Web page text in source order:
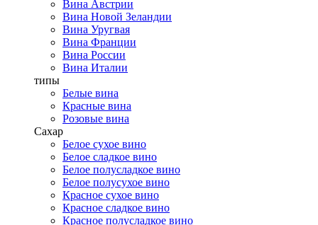
Вина Австрии
Вина Новой Зеландии
Вина Уругвая
Вина Франции
Вина России
Вина Италии
типы
Белые вина
Красные вина
Розовые вина
Сахар
Белое сухое вино
Белое сладкое вино
Белое полусладкое вино
Белое полусухое вино
Красное сухое вино
Красное сладкое вино
Красное полусладкое вино